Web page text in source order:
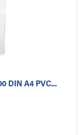
DIN A4 PVC...